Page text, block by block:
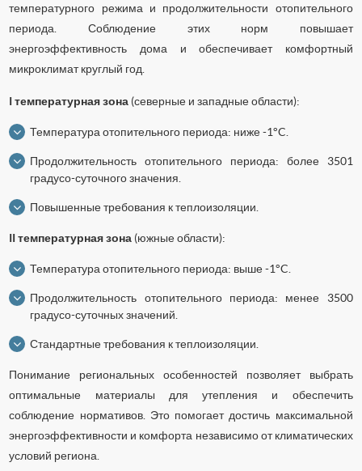
температурного режима и продолжительности отопительного
периода. Соблюдение этих норм повышает
энергоэффективность дома и обеспечивает комфортный
микроклимат круглый год.
I температурная зона (северные и западные области):
Температура отопительного периода: ниже -1°C.
Продолжительность отопительного периода: более 3501
градусо-суточного значения.
Повышенные требования к теплоизоляции.
II температурная зона (южные области):
Температура отопительного периода: выше -1°C.
Продолжительность отопительного периода: менее 3500
градусо-суточных значений.
Стандартные требования к теплоизоляции.
Понимание региональных особенностей позволяет выбрать
оптимальные материалы для утепления и обеспечить
соблюдение нормативов. Это помогает достичь максимальной
энергоэффективности и комфорта независимо от климатических
условий региона.